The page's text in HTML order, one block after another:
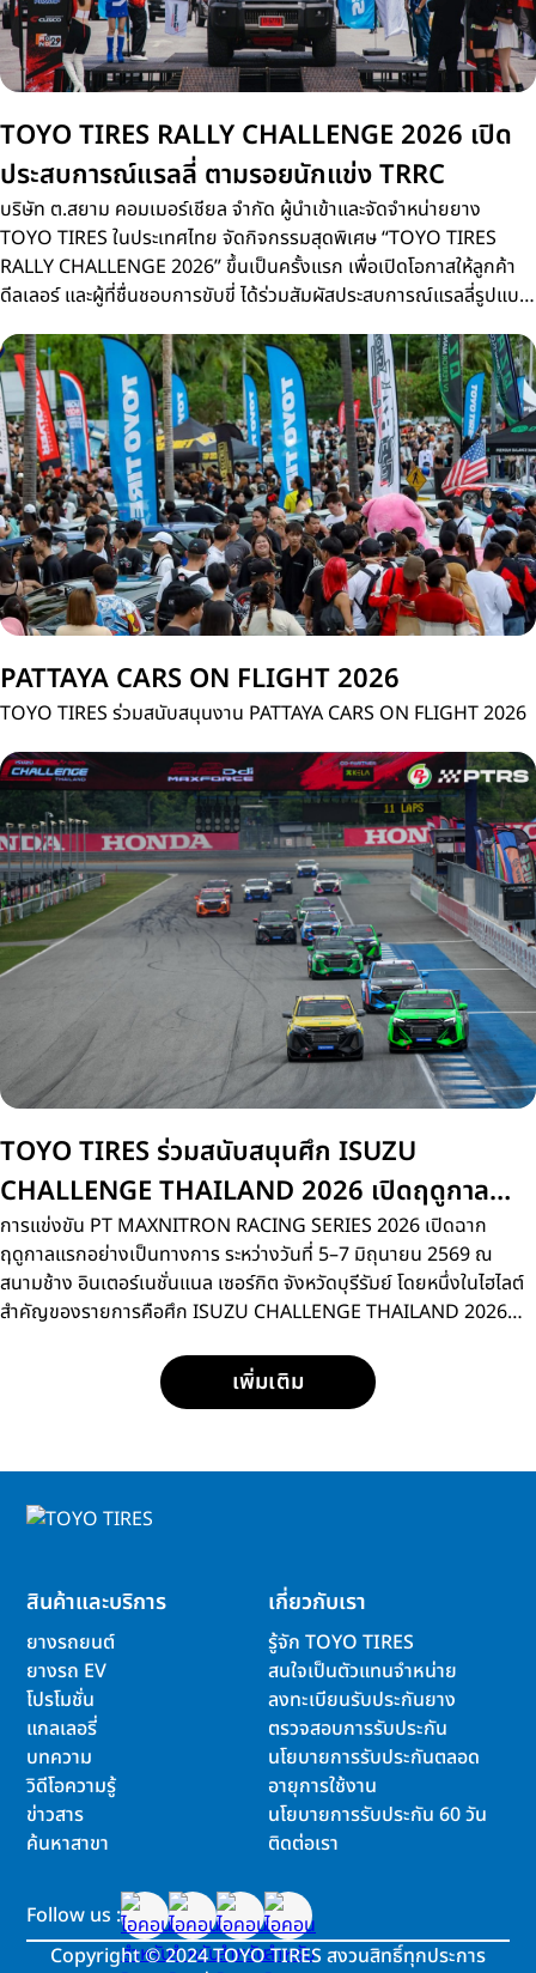
TOYO TIRES RALLY CHALLENGE 2026 เปิด
ประสบการณ์แรลลี่ ตามรอยนักแข่ง TRRC
บริษัท ต.สยาม คอมเมอร์เชียล จำกัด ผู้นำเข้าและจัดจำหน่ายยาง
TOYO TIRES ในประเทศไทย จัดกิจกรรมสุดพิเศษ “TOYO TIRES
RALLY CHALLENGE 2026” ขึ้นเป็นครั้งแรก เพื่อเปิดโอกาสให้ลูกค้า
ดีลเลอร์ และผู้ที่ชื่นชอบการขับขี่ ได้ร่วมสัมผัสประสบการณ์แรลลี่รูปแบบ
Championship 2026 (TRRC) ศึกรถยนต์แรลลี่ทางฝุ่นชิงแชมป์
ประเทศไทย
PATTAYA CARS ON FLIGHT 2026
TOYO TIRES ร่วมสนับสนุนงาน PATTAYA CARS ON FLIGHT 2026
TOYO TIRES ร่วมสนับสนุนศึก ISUZU
CHALLENGE THAILAND 2026 เปิดฤดูกาล
สนามแรกที่บุรีรัมย์
การแข่งขัน PT MAXNITRON RACING SERIES 2026 เปิดฉาก
ฤดูกาลแรกอย่างเป็นทางการ ระหว่างวันที่ 5–7 มิถุนายน 2569 ณ
สนามช้าง อินเตอร์เนชั่นแนล เซอร์กิต จังหวัดบุรีรัมย์ โดยหนึ่งในไฮไลต์
สำคัญของรายการคือศึก ISUZU CHALLENGE THAILAND 2026
15 คน ได้ลงสนามประชันความเร็วด้วยรถแข่ง ISUZU D-MAX
SPACECAB 2.2 Ddi MAXFORCE ภายใต้มาตรฐานการแข่งขัน
เพิ่มเติม
สินค้าและบริการ
ยางรถยนต์
ยางรถ EV
โปรโมชั่น
แกลเลอรี่
บทความ
วิดีโอความรู้
ข่าวสาร
ค้นหาสาขา
เกี่ยวกับเรา
รู้จัก TOYO TIRES
สนใจเป็นตัวแทนจำหน่าย
ลงทะเบียนรับประกันยาง
ตรวจสอบการรับประกัน
นโยบายการรับประกันตลอด
อายุการใช้งาน
นโยบายการรับประกัน 60 วัน
ติดต่อเรา
Follow us :
Copyright©2024 TOYO TIRES สงวนสิทธิ์ทุกประการ